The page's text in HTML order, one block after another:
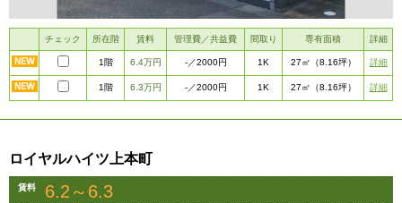
チェック 所在階 賃料 管理費／共益費 間取り 専有面積 詳細
1階 6.4万円 -／2000円 1K 27㎡ （8.16坪） 詳細
1階 6.3万円 -／2000円 1K 27㎡ （8.16坪） 詳細
ロイヤルハイツ上本町
賃料 6.2～6.3